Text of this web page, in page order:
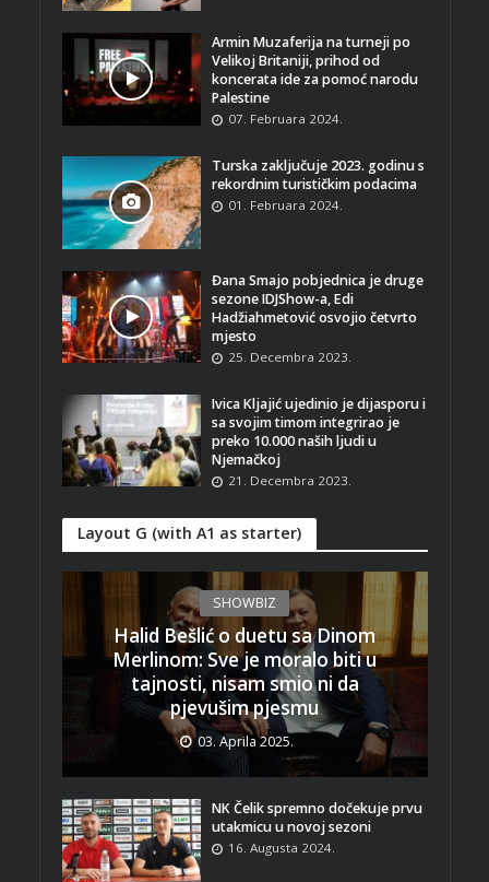
Armin Muzaferija na turneji po
Velikoj Britaniji, prihod od
koncerata ide za pomoć narodu
Palestine
07. Februara 2024.
Turska zaključuje 2023. godinu s
rekordnim turističkim podacima
01. Februara 2024.
Đana Smajo pobjednica je druge
sezone IDJShow-a, Edi
Hadžiahmetović osvojio četvrto
mjesto
25. Decembra 2023.
Ivica Kljajić ujedinio je dijasporu i
sa svojim timom integrirao je
preko 10.000 naših ljudi u
Njemačkoj
21. Decembra 2023.
Layout G (with A1 as starter)
SHOWBIZ
Halid Bešlić o duetu sa Dinom
Merlinom: Sve je moralo biti u
tajnosti, nisam smio ni da
pjevušim pjesmu
03. Aprila 2025.
NK Čelik spremno dočekuje prvu
utakmicu u novoj sezoni
16. Augusta 2024.